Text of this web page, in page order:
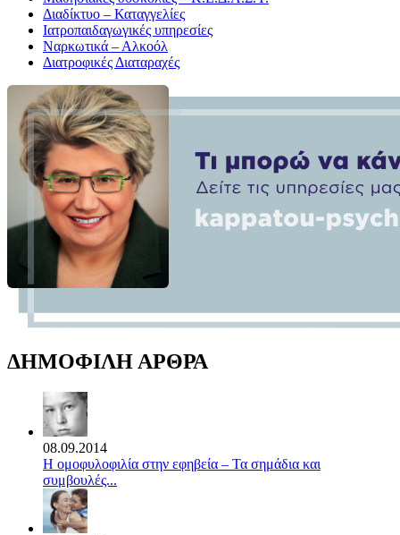
Διαδίκτυο – Καταγγελίες
Ιατροπαιδαγωγικές υπηρεσίες
Ναρκωτικά – Αλκοόλ
Διατροφικές Διαταραχές
ΔΗΜΟΦΙΛΗ ΑΡΘΡΑ
08.09.2014
Η ομοφυλοφιλία στην εφηβεία – Τα σημάδια και
συμβουλές...